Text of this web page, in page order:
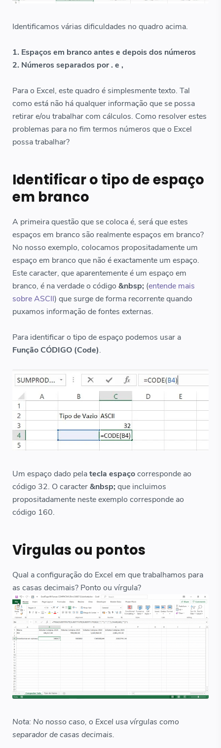
Identificamos várias dificuldades no quadro acima.
1. Espaços em branco antes e depois dos números
2. Números separados por . e ,
Para o Excel, este quadro é simplesmente texto. Tal
como está não há qualquer informação que se possa
retirar e/ou trabalhar com cálculos. Como resolver estes
problemas para no fim termos números que o Excel
possa trabalhar?
Identificar o tipo de espaço
em branco
A primeira questão que se coloca é, será que estes
espaços em branco são realmente espaços em branco?
No nosso exemplo, colocamos propositadamente um
espaço em branco que não é exactamente um espaço.
Este caracter, que aparentemente é um espaço em
branco, é na verdade o código &nbsp; (entende mais
sobre ASCII) que surge de forma recorrente quando
puxamos informação de fontes externas.
Para identificar o tipo de espaço podemos usar a
Função CÓDIGO (Code).
Um espaço dado pelatecla espaçocorresponde ao
código 32. O caracter&nbsp; que incluimos
propositadamente neste exemplo corresponde ao
código 160.
Virgulas ou pontos
Qual a configuração do Excel em que trabalhamos para
as casas decimais? Ponto ou vírgula?
Nota: No nosso caso, o Excel usa vírgulas como
separador de casas decimais.